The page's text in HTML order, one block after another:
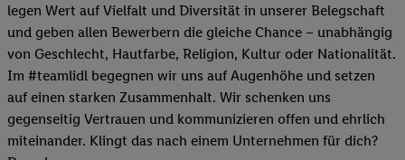
legen Wert auf Vielfalt und Diversität in unserer Belegschaft
und geben allen Bewerbern die gleiche Chance – unabhängig
von Geschlecht, Hautfarbe, Religion, Kultur oder Nationalität.
Im #teamlidl begegnen wir uns auf Augenhöhe und setzen
auf einen starken Zusammenhalt. Wir schenken uns
gegenseitig Vertrauen und kommunizieren offen und ehrlich
miteinander. Klingt das nach einem Unternehmen für dich?